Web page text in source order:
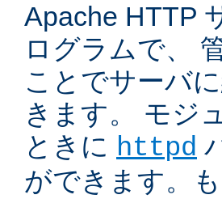
Apache HTTP
ログラムで、
ことでサーバ
きます。 モジ
ときに httpd
ができます。も